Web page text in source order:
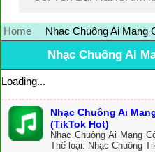
Home Nhạc Chuông Ai Mang
Nhạc Chuông Ai
Loading...
Nhạc Chuông Ai
(TikTok Hot)
Nhạc Chuông Ai Mang
Thể loại: Nhạc Chuông